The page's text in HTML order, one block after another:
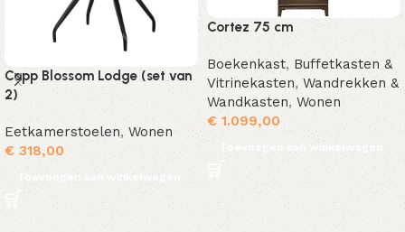
Capp Blossom Lodge (set van
2)
Eetkamerstoelen,Wonen
€ 318,00
Toevoegen aan winkelwagen
Cortez 75 cm
Boekenkast, Buffetkasten &
Vitrinekasten, Wandrekken &
Wandkasten, Wonen
€1.099,00
Toevoegen aan winkelwagen